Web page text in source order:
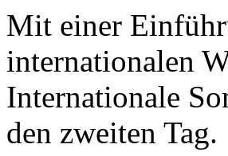
Mit einer
internationalen
Internationale
den zweiten Tag.